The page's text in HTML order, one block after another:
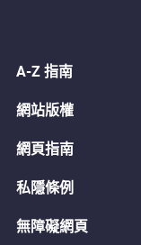
A-Z 指南
網站版權
網頁指南
私隱條例
無障礙網頁